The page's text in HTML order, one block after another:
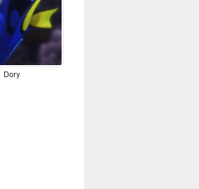
Dory